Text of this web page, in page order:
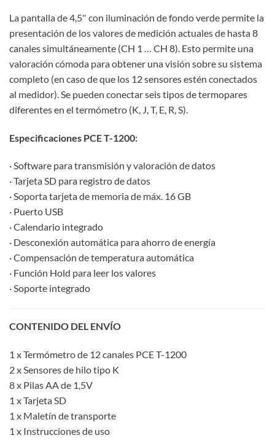
La pantalla de 4,5″ con iluminación de fondo verde permite la
presentación de los valores de medición actuales de hasta 8
canales simultáneamente (CH 1 … CH 8). Esto permite una
valoración cómoda para obtener una visión sobre su sistema
completo (en caso de que los 12 sensores estén conectados
al medidor). Se pueden conectar seis tipos de termopares
diferentes en el termómetro (K, J, T, E, R, S).
Especificaciones PCE T-1200:
· Software para transmisión y valoración de datos
· Tarjeta SD para registro de datos
· Soporta tarjeta de memoria de máx. 16 GB
· Puerto USB
· Calendario integrado
· Desconexión automática para ahorro de energía
· Compensación de temperatura automática
· Función Hold para leer los valores
· Soporte integrado
CONTENIDO DEL ENVÍO
1 x Termómetro de 12 canales PCE T-1200
2 x Sensores de hilo tipo K
8 x Pilas AA de 1,5V
1 x Tarjeta SD
1 x Maletín de transporte
1 x Instrucciones de uso